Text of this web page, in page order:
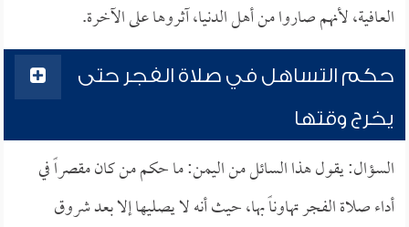
العافية، لأنهم صاروا من أهل الدنيا، آثروها على الآخرة.
حكم التساهل في صلاة الفجر حتى
يخرج وقتها
السؤال: يقول هذا السائل من اليمن: ما حكم من كان مقصراً في
أداء صلاة الفجر تهاوناً بها، حيث أنه لا يصليها إلا بعد شروق